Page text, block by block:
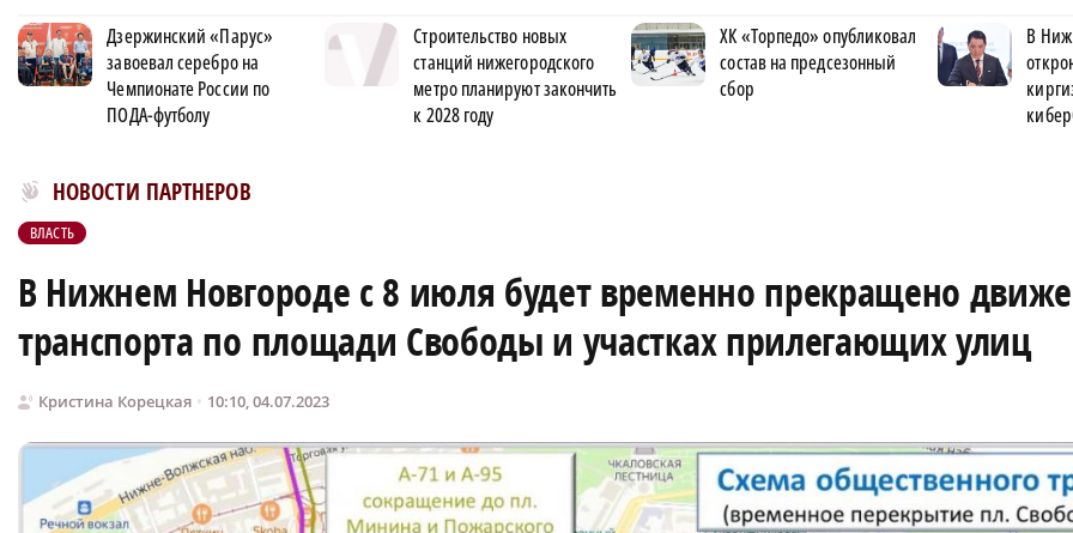
Дзержинский «Парус»
завоевал серебро на
Чемпионате России по
ПОДА-футболу
Строительство новых
станций нижегородского
метро планируют закончить
к 2028 году
ХК «Торпедо» опубликовал
состав на предсезонный
сбор
В
НОВОСТИ ПАРТНЕРОВ
Новости МирТесен
ВЛАСТЬ
В Нижнем Новгороде с 8 июля будет временно прекращено
транспорта по площади Свободы и участках прилегающих улиц
Кристина Корецкая 10:10, 04.07.2023